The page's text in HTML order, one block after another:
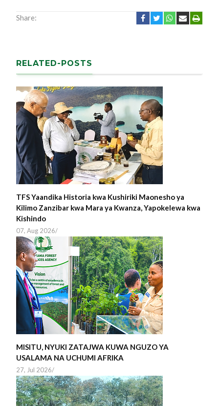
Share:
RELATED-POSTS
TFS Yaandika Historia kwa Kushiriki Maonesho ya
Kilimo Zanzibar kwa Mara ya Kwanza, Yapokelewa kwa
Kishindo
07, Aug 2026/
MISITU, NYUKI ZATAJWA KUWA NGUZO YA
USALAMA NA UCHUMI AFRIKA
27, Jul 2026/